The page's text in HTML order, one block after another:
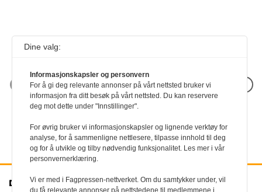
Neste artikkel
Den norske
Kontakt oss
Dine valg:
Informasjonskapsler og personvern
For å gi deg relevante annonser på vårt nettsted bruker vi
informasjon fra ditt besøk på vårt nettsted. Du kan reservere
deg mot dette under "Innstillinger".
For øvrig bruker vi informasjonskapsler og lignende verktøy for
analyse, for å sammenligne nettlesere, tilpasse innhold til deg
og for å utvikle og tilby nødvendig funksjonalitet. Les mer i vår
personvernerklæring.
Vi er med i Fagpressen-nettverket. Om du samtykker under, vil
du få relevante annonser på nettstedene til medlemmene i